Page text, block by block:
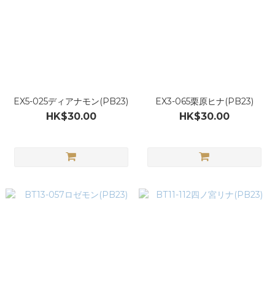
EX5-025ディアナモン(PB23)
HK$30.00
EX3-065栗原ヒナ(PB23)
HK$30.00